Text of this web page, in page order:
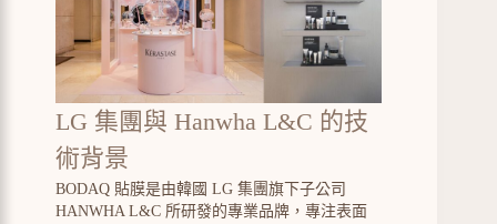
LG 集團與 Hanwha L&C 的技
術背景
BODAQ 貼膜是由韓國 LG 集團旗下子公司
HANWHA L&C 所研發的專業品牌，專注表面